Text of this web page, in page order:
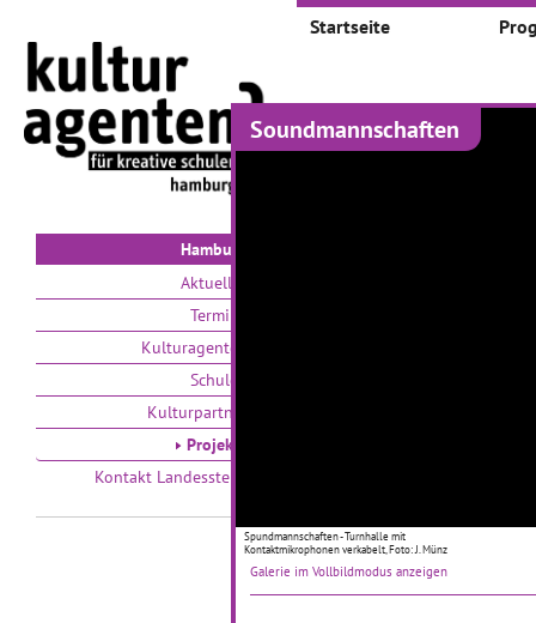
Soundmannschaften
Spundmannschaften - Turnhalle mit
Kontaktmikrophonen verkabelt, Foto: J. Münz
Galerie im Vollbildmodus anzeigen
Hamburg
Aktuelles
Termine
Kulturagenten
Schulen
Kulturpartner
Projekte
Kontakt Landesstelle
Startseite
Projekte
01.06.2016–14.07.2016
Bringt doch nix – oder?!
Habe ich eine Stimme? Wird